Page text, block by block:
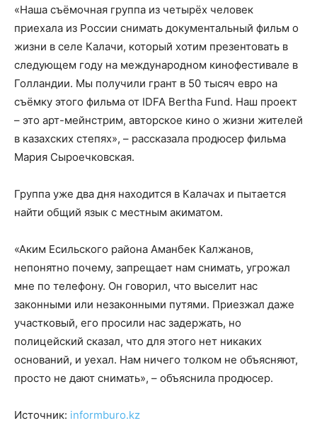
«Наша съёмочная группа из четырёх человек
приехала из России снимать документальный фильм о
жизни в селе Калачи, который хотим презентовать в
следующем году на международном кинофестивале в
Голландии. Мы получили грант в 50 тысяч евро на
съёмку этого фильма от IDFA Bertha Fund. Наш проект
– это арт-мейнстрим, авторское кино о жизни жителей
в казахских степях», – рассказала продюсер фильма
Мария Сыроечковская.
Группа уже два дня находится в Калачах и пытается
найти общий язык с местным акиматом.
«Аким Есильского района Аманбек Калжанов,
непонятно почему, запрещает нам снимать, угрожал
мне по телефону. Он говорил, что выселит нас
законными или незаконными путями. Приезжал даже
участковый, его просили нас задержать, но
полицейский сказал, что для этого нет никаких
оснований, и уехал. Нам ничего толком не объясняют,
просто не дают снимать», – объяснила продюсер.
Источник: informburo.kz